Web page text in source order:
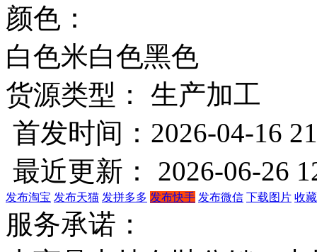
颜色：
白色米白色黑色
货源类型： 生产加工
首发时间：2026-04-16
最近更新： 2026-06-26
发布淘宝 发布天猫 发拼多多 发布快手 发布微信 下载图片 收
服务承诺：